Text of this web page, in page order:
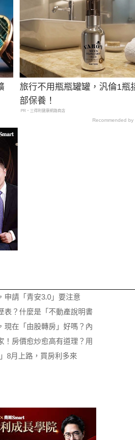
旅行不用瓶瓶罐罐，汎倫1瓶
部保養！
PR・三得利健康網路商店
Recommended by
申請「青安3.0」要注意
表？什麼是「不動產說明書
現在「由股轉房」好嗎？內
！房價愈炒愈高有道理？用
」8月上路，買房利多來